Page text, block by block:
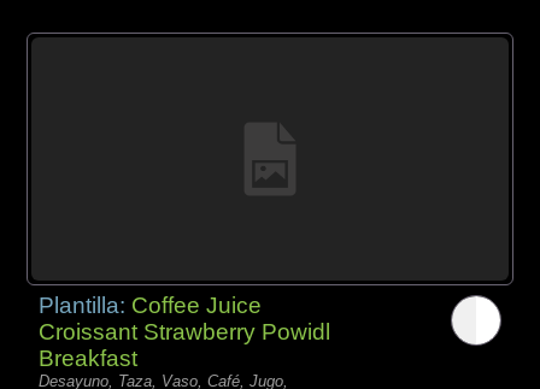
Plantilla: Coffee Juice
Croissant Strawberry Powidl
Breakfast
Desayuno, Taza, Vaso, Café, Jugo,